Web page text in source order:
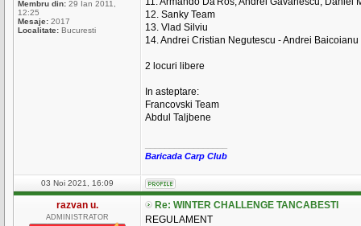
Membru din: 29 Ian 2011,
12:25
Mesaje: 2017
Localitate: Bucuresti
12. Sanky Team
13. Vlad Silviu
14. Andrei Cristian Negutescu - Andrei Baicoianu
2 locuri libere
In asteptare:
Francovski Team
Abdul Taljbene
Baricada Carp Club
03 Noi 2021, 16:09
razvan u.
ADMINISTRATOR
Re: WINTER CHALLENGE TANCABESTI
REGULAMENT